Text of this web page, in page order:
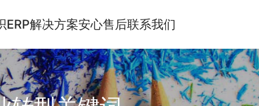
ERP解决方案安心售后联系我们